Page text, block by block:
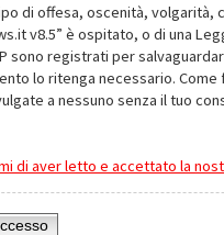
di offesa, oscenità, volgarità,
v8.5” è ospitato, o di una
sono registrati per
lo ritenga necessario.
a nessuno senza il tuo
di aver letto e accettato la